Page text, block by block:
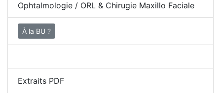
Ophtalmologie / ORL & Chirugie Maxillo Faciale
À la BU ?
Extraits PDF